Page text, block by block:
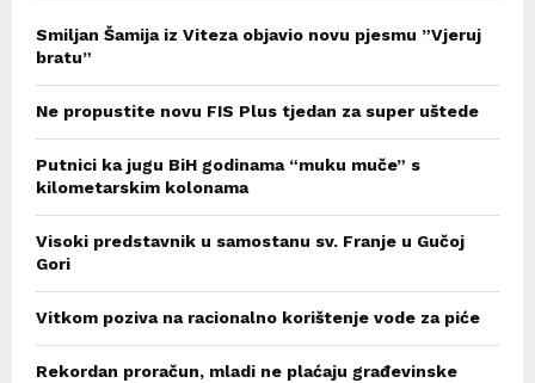
Smiljan Šamija iz Viteza objavio novu pjesmu ”Vjeruj
bratu”
Ne propustite novu FIS Plus tjedan za super uštede
Putnici ka jugu BiH godinama “muku muče” s
kilometarskim kolonama
Visoki predstavnik u samostanu sv. Franje u Gučoj
Gori
Vitkom poziva na racionalno korištenje vode za piće
Rekordan proračun, mladi ne plaćaju građevinske